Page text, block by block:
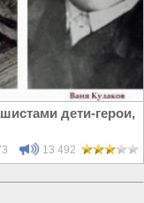
дети-герои,
13 492